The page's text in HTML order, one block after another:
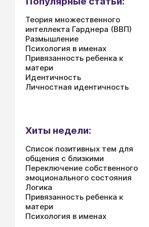
Теория множественного
интеллекта Гарднера (ВВП)
Размышление
Психология в именах
Привязанность ребенка к
матери
Идентичность
Личностная идентичность
Хиты недели:
Список позитивных тем для
общения с близкими
Переключение собственного
эмоционального состояния
Логика
Привязанность ребенка к
матери
Психология в именах